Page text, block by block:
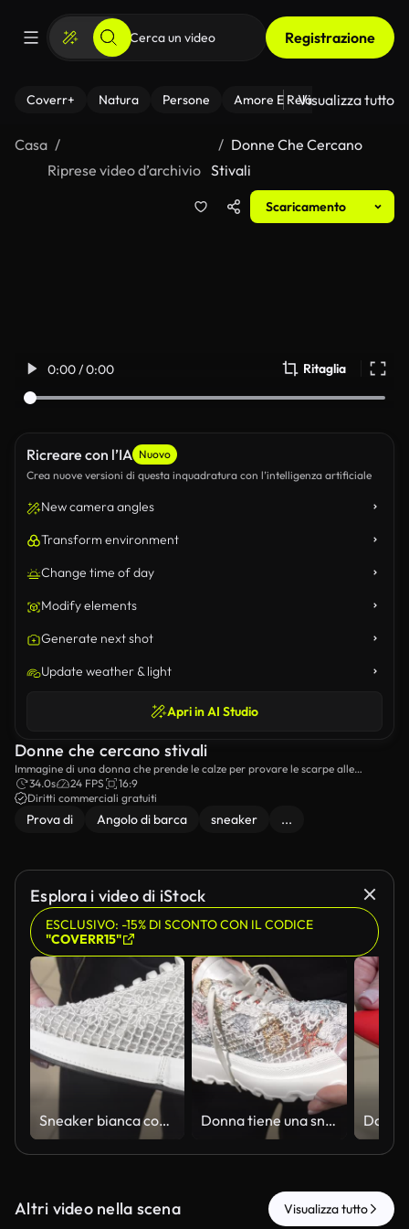
Registrazione
Coverr+ Natura Persone Amore E Relazioni Il
Visualizza tutto
Casa
Riprese video d’archivio
Donne Che Cercano
Stivali
Scaricamento
0:00 / 0:00 Ritaglia
Ricreare con l’IA Nuovo
Crea nuove versioni di questa inquadratura con l’intelligenza artificiale
New camera angles
Transform environment
Change time of day
Modify elements
Generate next shot
Update weather & light
Apri in AI Studio
Donne che cercano stivali
Immagine di una donna che prende le calze per provare le scarpe alle
ginocchia.
34.0s 24 FPS
16:9
Diritti commerciali gratuiti
Prova di Angolo di barca sneaker ...
Esplora i video di iStock
ESCLUSIVO: -15% DI SCONTO CON IL CODICE
"COVERR15"
Sneaker bianca con tomaia voluminosa e texturizzata nelle mani degli acquirenti Donna tiene una sneaker con la tomaia floreale in pizzo e la suola bianca, ravvicinata
Altri video nella scena Visualizza tutto